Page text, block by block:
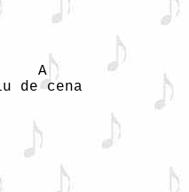
A
de cena